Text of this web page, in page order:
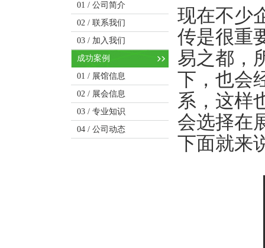
01 / 公司简介
02 / 联系我们
03 / 加入我们
成功案例
01 / 展馆信息
02 / 展会信息
03 / 专业知识
04 / 公司动态
现在不少
传是很重
易之都，
下，也会
系，这样
会选择在
下面就来